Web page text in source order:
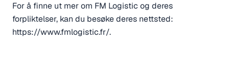
For å finne ut mer om FM Logistic og deres
forpliktelser, kan du besøke deres nettsted:
https://www.fmlogistic.fr/.